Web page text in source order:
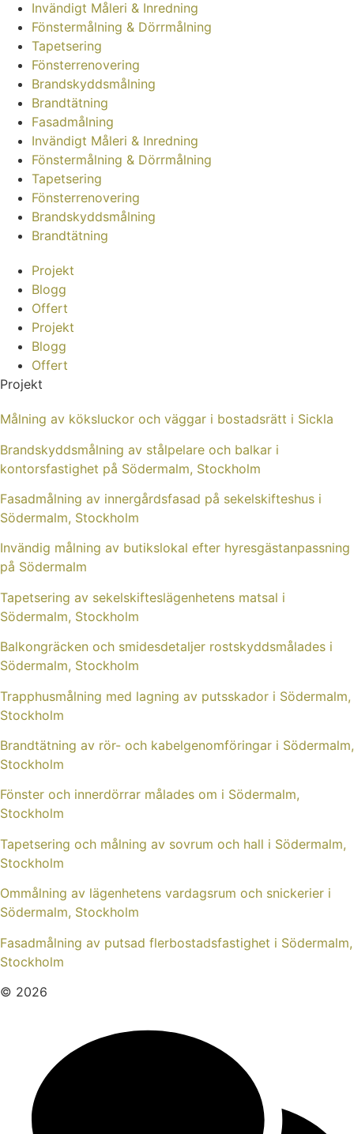
Invändigt Måleri & Inredning
Fönstermålning & Dörrmålning
Tapetsering
Fönsterrenovering
Brandskyddsmålning
Brandtätning
Fasadmålning
Invändigt Måleri & Inredning
Fönstermålning & Dörrmålning
Tapetsering
Fönsterrenovering
Brandskyddsmålning
Brandtätning
Projekt
Blogg
Offert
Projekt
Blogg
Offert
Projekt
Målning av köksluckor och väggar i bostadsrätt i Sickla
Brandskyddsmålning av stålpelare och balkar i
kontorsfastighet på Södermalm, Stockholm
Fasadmålning av innergårdsfasad på sekelskifteshus i
Södermalm, Stockholm
Invändig målning av butikslokal efter hyresgästanpassning
på Södermalm
Tapetsering av sekelskifteslägenhetens matsal i
Södermalm, Stockholm
Balkongräcken och smidesdetaljer rostskyddsmålades i
Södermalm, Stockholm
Trapphusmålning med lagning av putsskador i Södermalm,
Stockholm
Brandtätning av rör- och kabelgenomföringar i Södermalm,
Stockholm
Fönster och innerdörrar målades om i Södermalm,
Stockholm
Tapetsering och målning av sovrum och hall i Södermalm,
Stockholm
Ommålning av lägenhetens vardagsrum och snickerier i
Södermalm, Stockholm
Fasadmålning av putsad flerbostadsfastighet i Södermalm,
Stockholm
© 2026